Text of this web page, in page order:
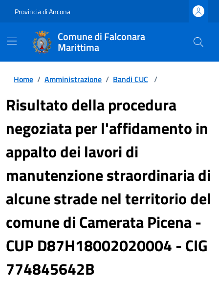
Provincia di Ancona
Comune di Falconara
Marittima
Home / Amministrazione / Bandi CUC /
Risultato della procedura
negoziata per l'affidamento in
appalto dei lavori di
manutenzione straordinaria di
alcune strade nel territorio del
comune di Camerata Picena -
CUP D87H18002020004 - CIG
774845642B